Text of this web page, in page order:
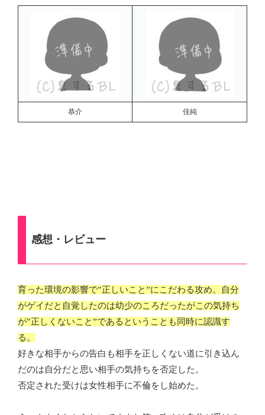
恭介 佳純
感想・レビュー
育った環境の影響で”正しいこと”にこだわる攻め。自分
がゲイだと自覚したのは幼少のころだったがこの気持ち
が”正しくないこと”であるということも同時に認識す
る。
好きな相手からの告白も相手を正しくない道に引き込ん
だのは自分だと思い相手の気持ちを否定した。
否定された受けは女性相手に不倫をし始めた。